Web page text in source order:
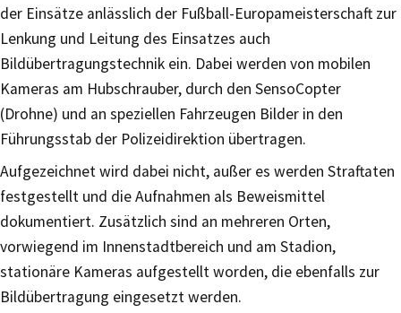
der Einsätze anlässlich der Fußball-Europameisterschaft zur
Lenkung und Leitung des Einsatzes auch
Bildübertragungstechnik ein. Dabei werden von mobilen
Kameras am Hubschrauber, durch den SensoCopter
(Drohne) und an speziellen Fahrzeugen Bilder in den
Führungsstab der Polizeidirektion übertragen.
Aufgezeichnet wird dabei nicht, außer es werden Straftaten
festgestellt und die Aufnahmen als Beweismittel
dokumentiert. Zusätzlich sind an mehreren Orten,
vorwiegend im Innenstadtbereich und am Stadion,
stationäre Kameras aufgestellt worden, die ebenfalls zur
Bildübertragung eingesetzt werden.